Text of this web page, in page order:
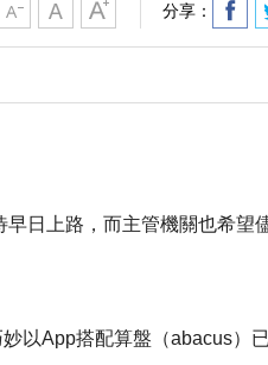
分享：
日上路，而主管機關也希望
以App搭配算盤（abacus）